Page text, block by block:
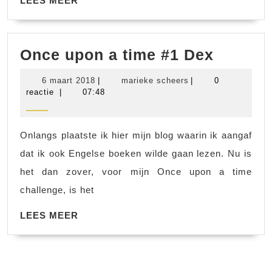
Once upon a time #1 Dex
Dex
6 maart 2018 6
maart
marieke scheers marieke
0
reactie
07:48
Onlangs plaatste ik hier mijn blog waarin ik aangaf
dat ik ook Engelse boeken wilde gaan lezen. Nu is
het dan zover, voor mijn Once upon a time
challenge, is het
LEES MEER